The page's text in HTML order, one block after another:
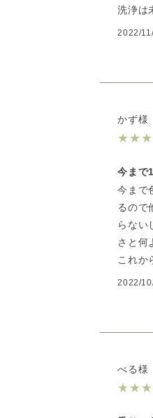
洗浄は
2022/
かず様
★★★
今まで
今まで
るので
らない
さと何
これか
2022/
べる様
★★★